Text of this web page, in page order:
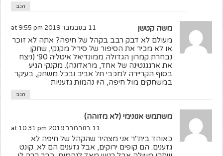
הגב
משה קטשן 11 בנובמבר 2019 at 9:55 pm
מעולם לא דבק רבב בקהל של חיפה? אתה לא זוכר
או לא מכיר את הסיפור של סיריל מקנקי, שחקן
נבחרת קמרון הגדולה ממונדיאל איטליה 90׳ (ניצח
את ארגגנטינה של אחד, מראדונה). מקנקי הגיע
בסוף הקריירה למכבי תל אביב ובכל משחק, בעיקר
במשחקים מול חיפה, היו נהמות גזעניות
הגב
משתמש אנונימי (לא מזוהה)
11 בנובמבר 2019 at 10:31 pm
כאוהד בית"ר אני מצהיר שהקהל של חיפה לא
גזענים. הם קופים ירוקים, אבל גזענים הם לא. קונט